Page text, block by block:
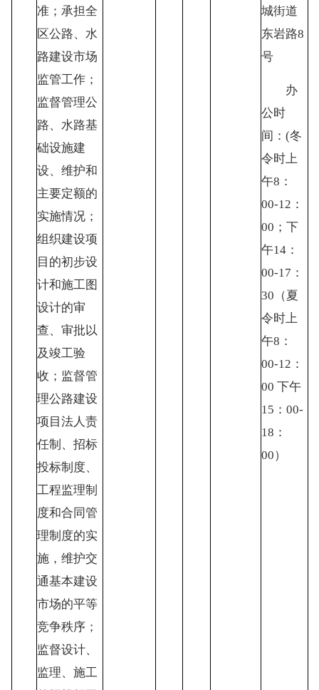
准；承担全
区公路、水
路建设市场
监管工作；
监督管理公
路、水路基
础设施建
设、维护和
主要定额的
实施情况；
组织建设项
目的初步设
计和施工图
设计的审
查、审批以
及竣工验
收；监督管
理公路建设
项目法人责
任制、招标
投标制度、
工程监理制
度和合同管
理制度的实
施，维护交
通基本建设
市场的平等
竞争秩序；
监督设计、
监理、施工
城街道
东岩路8
号
办
公时
间： (冬
令时上
午8：
00-12：
00；下
午14：
00-17：
30（夏
令时上
午8：
00-12：
00 下午
15：00-
18：
00）